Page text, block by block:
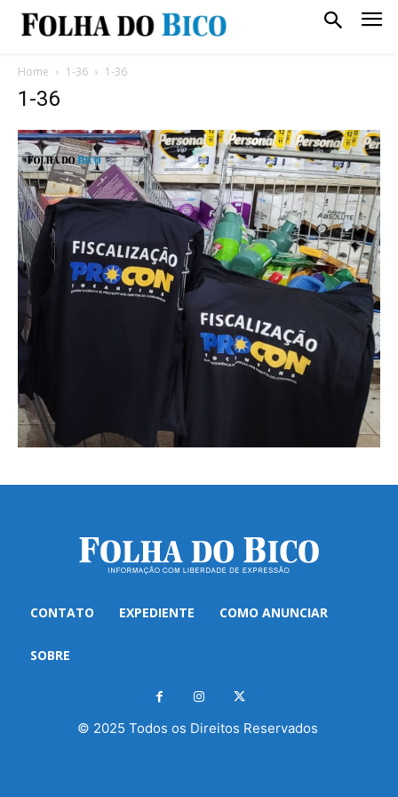
Home 1-36 1-36
1-36
CONTATO EXPEDIENTE COMO ANUNCIAR
SOBRE
© 2025 Todos os Direitos Reservados